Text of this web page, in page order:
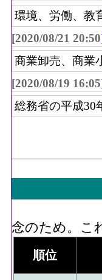
環境、労働、教
[2020/08/21
商業卸売、商業
[2020/08/19
総務省の平成30
念のため。こ
順位